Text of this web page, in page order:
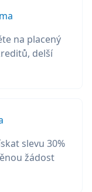
na placený
delší
slevu 30%
žádost